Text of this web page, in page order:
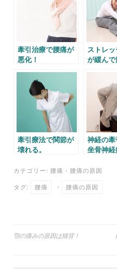
牽引治療で腰痛が
悪化！
ストレ
が緩ん
牽引療法で関節が
壊れる。
神経の
坐骨神経
カテゴリー: 腰痛 ・ 腰痛の原因
タグ: 腰痛 ・ 腰痛の原因
投
顎の痛みの原因は猫背！